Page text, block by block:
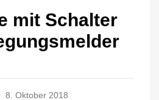
mit Schalter
8. Oktober 2018